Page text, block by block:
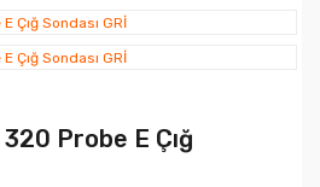
Probe E Çığ